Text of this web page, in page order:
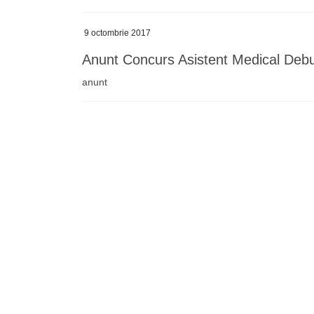
9 octombrie 2017
Anunt Concurs Asistent Medical
anunt